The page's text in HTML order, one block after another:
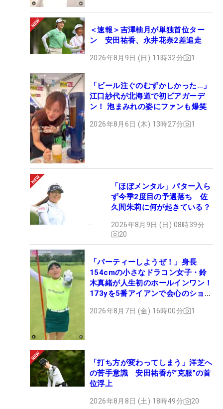
＜速報＞吉澤柚月が単独首位ター
ン 安田祐香、永井花奈2差追走
2026年8月9日 (日) 11時32分 1
「ビール注ぐのむずかしかった…」
江口紗代が北海道で初ビアガーデ
ン！ 泡まみれの姿にファンも爆笑
2026年8月6日 (木) 13時27分 1
「ほぼメンタル」パター入ら
ず今季2度目の予選落ち 佐
久間朱莉に何が起きている？
2026年8月9日 (日) 08時39分
20
「パーティーしようぜ！」身長
154cmの小さなドラコン女子・鈴
木真緒が人生初のホールインワン！
173yを5番アイアンで会心のショッ
2026年8月7日 (金) 16時00分 1
「打ち方が変わってしまう」洋芝へ
の苦手意識 安田祐香が“克服”の首
位浮上
2026年8月8日 (土) 18時49分 20